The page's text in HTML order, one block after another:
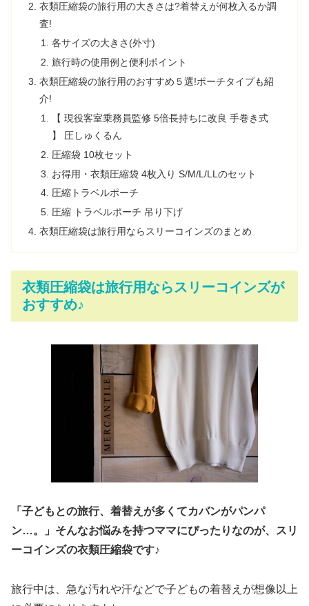
衣類圧縮袋の旅行用の大きさは?着替えが何枚入るか調
査!
各サイズの大きさ(外寸)
旅行時の使用例と便利ポイント
衣類圧縮袋の旅行用のおすすめ５選!ポーチタイプも紹
介!
【 現役客室乗務員監修 5倍長持ちに改良 手巻き式
】 圧しゅくるん
圧縮袋 10枚セット
お得用・衣類圧縮袋 4枚入り S/M/L/LLのセット
圧縮トラベルポーチ
圧縮 トラベルポーチ 吊り下げ
衣類圧縮袋は旅行用ならスリーコインズのまとめ
衣類圧縮袋は旅行用ならスリーコインズが
おすすめ♪
「子どもとの旅行、着替えが多くてカバンがパンパ
ン…。」そんなお悩みを持つママにぴったりなのが、スリ
ーコインズの衣類圧縮袋です♪
旅行中は、急な汚れや汗などで子どもの着替えが想像以上